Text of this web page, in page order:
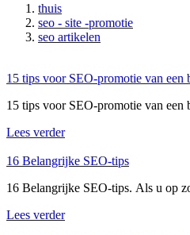
thuis
seo - site -promotie
seo artikelen
15 tips voor SEO-promotie van een
15 tips voor SEO-promotie van een
Lees verder
16 Belangrijke SEO-tips
16 Belangrijke SEO-tips. Als u op
Lees verder